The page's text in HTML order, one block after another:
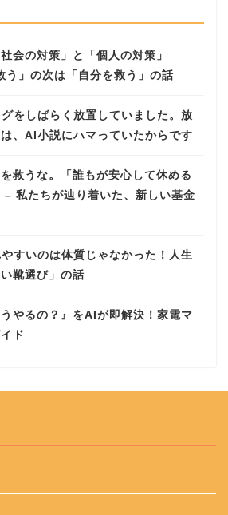
会の対策」と「個人の対策」
」の次は「自分を救う」の話
グをしばらく放置していました。放
、AI小説にハマっていたからです
を救うな。「誰もが安心して休める
– 私たちが辿り着いた、新しい基金
やすいのは体質じゃなかった！人生
靴選び」の話
やるの？』をAIが即解決！家電マ
ド